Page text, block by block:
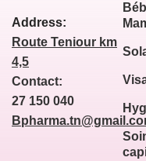
Address:
Route Teniour km
4,5
Contact:
27 150 040